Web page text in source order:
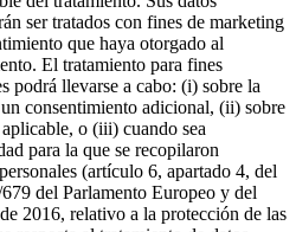
ser tratados con fines de marketing
que haya otorgado al
El tratamiento para fines
podrá llevarse a cabo: (i) sobre la
consentimiento adicional, (ii) sobre
o (iii) cuando sea
para la que se recopilaron
(artículo 6, apartado 4, del
del Parlamento Europeo y del
2016, relativo a la protección de las